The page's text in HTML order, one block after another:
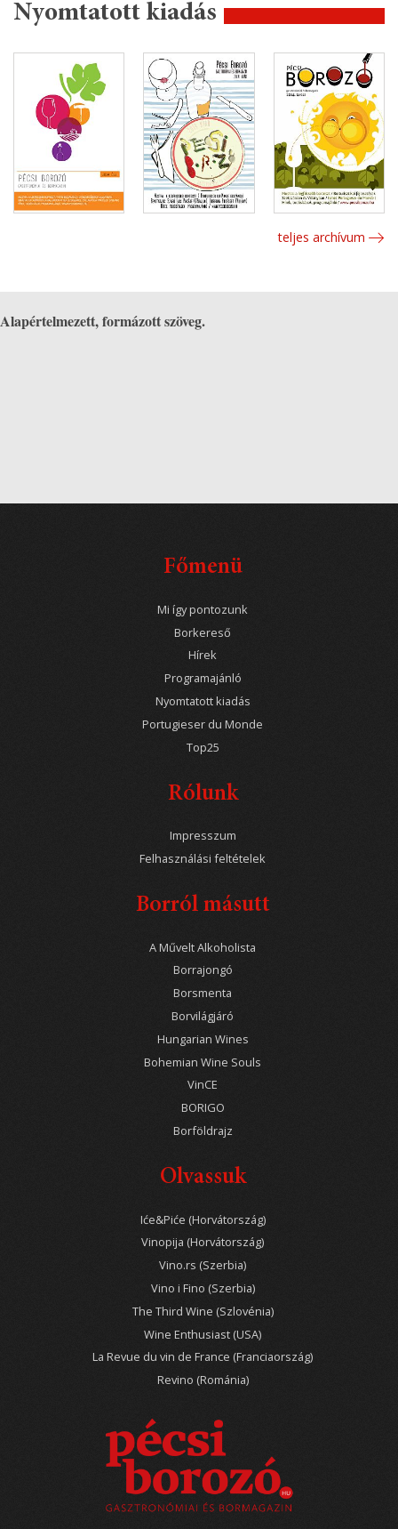
Nyomtatott kiadás
teljes archívum
Alapértelmezett, formázott szöveg.
Főmenü
Mi így pontozunk
Borkereső
Hírek
Programajánló
Nyomtatott kiadás
Portugieser du Monde
Top25
Rólunk
Impresszum
Felhasználási feltételek
Borról másutt
A Művelt Alkoholista
Borrajongó
Borsmenta
Borvilágjáró
Hungarian Wines
Bohemian Wine Souls
VinCE
BORIGO
Borföldrajz
Olvassuk
Iće&Piće (Horvátország)
Vinopija (Horvátország)
Vino.rs (Szerbia)
Vino i Fino (Szerbia)
The Third Wine (Szlovénia)
Wine Enthusiast (USA)
La Revue du vin de France (Franciaország)
Revino (Románia)